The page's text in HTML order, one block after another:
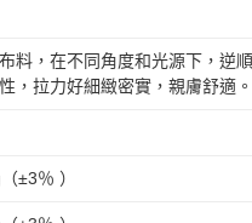
料，在不同角度和光源下，逆
，拉力好細緻密實，親膚舒適。
±3％ ）